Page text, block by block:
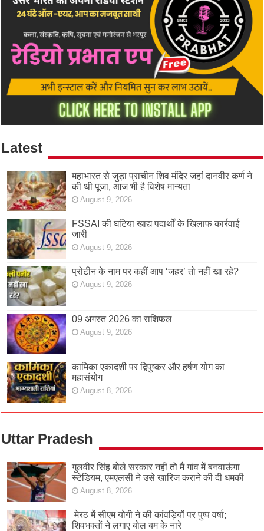
Latest
महाभारत से जुड़ा प्राचीन शिव मंदिर जहां दानवीर कर्ण ने
की थी पूजा, आज भी है विशेष मान्यता
August 9, 2026
FSSAI की घटिया खाद्य पदार्थों के खिलाफ कार्रवाई
जारी
August 9, 2026
प्रोटीन के नाम पर कहीं आप ‘जहर’ तो नहीं खा रहे?
August 9, 2026
09 अगस्त 2026 का राशिफल
August 9, 2026
कामिका एकादशी पर द्विपुष्कर और हर्षण योग का
महासंयोग
August 8, 2026
Uttar Pradesh
गुलवीर सिंह बोले सरकार नहीं तो मैं गांव में बनवाऊंगा
स्टेडियम, एमएलसी ने उसे खारिज कराने की दी धमकी
August 8, 2026
मेरठ में सीएम योगी ने की कांवड़ियों पर पुष्प वर्षा;
शिवभक्तों ने लगाए बोल बम के नारे